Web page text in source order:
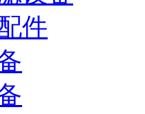
件